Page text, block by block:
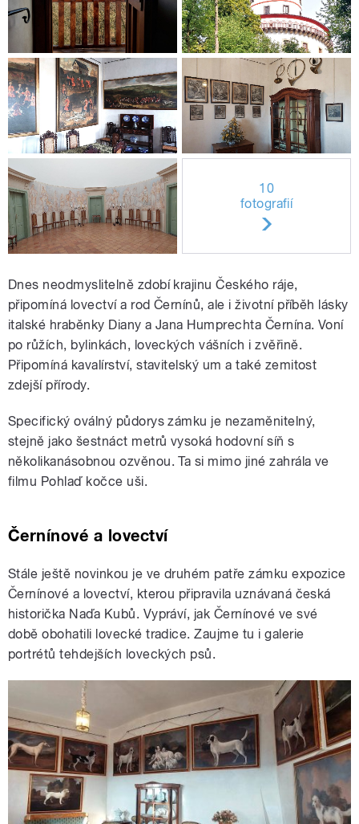
10
fotografií
Dnes neodmyslitelně zdobí krajinu Českého ráje,
připomíná lovectví a rod Černínů, ale i životní příběh lásky
italské hraběnky Diany a Jana Humprechta Černína. Voní
po růžích, bylinkách, loveckých vášních i zvěřině.
Připomíná kavalírství, stavitelský um a také zemitost
zdejší přírody.
Specifický oválný půdorys zámku je nezaměnitelný,
stejně jako šestnáct metrů vysoká hodovní síň s
několikanásobnou ozvěnou. Ta si mimo jiné zahrála ve
filmu Pohlaď kočce uši.
Černínové a lovectví
Stále ještě novinkou je ve druhém patře zámku expozice
Černínové a lovectví, kterou připravila uznávaná česká
historička Naďa Kubů. Vypráví, jak Černínové ve své
době obohatili lovecké tradice. Zaujme tu i galerie
portrétů tehdejších loveckých psů.